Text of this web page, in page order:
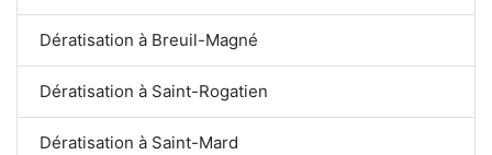
Dératisation à Breuil-Magné
Dératisation à Saint-Rogatien
Dératisation à Saint-Mard